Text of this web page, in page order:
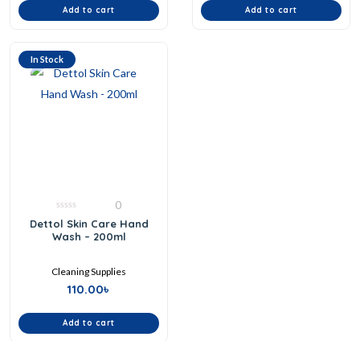
Add to cart Add to cart
In Stock
0
out
of
0
Dettol Skin Care Hand
Wash – 200ml
Cleaning Supplies
110.00৳
Add to cart